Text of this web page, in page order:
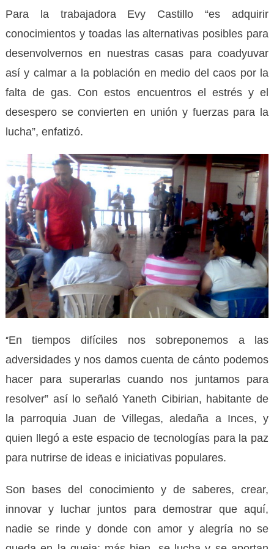
Para la trabajadora Evy Castillo “es adquirir
conocimientos y toadas las alternativas posibles para
desenvolvernos en nuestras casas para coadyuvar
así y calmar a la población en medio del caos por la
falta de gas. Con estos encuentros el estrés y el
desespero se convierten en unión y fuerzas para la
lucha”, enfatizó.
“En tiempos difíciles nos sobreponemos a las
adversidades y nos damos cuenta de cánto podemos
hacer para superarlas cuando nos juntamos para
resolver” así lo señaló Yaneth Cibirian, habitante de
la parroquia Juan de Villegas, aledaña a Inces, y
quien llegó a este espacio de tecnologías para la paz
para nutrirse de ideas e iniciativas populares.
Son bases del conocimiento y de saberes, crear,
innovar y luchar juntos para demostrar que aquí,
nadie se rinde y donde con amor y alegría no se